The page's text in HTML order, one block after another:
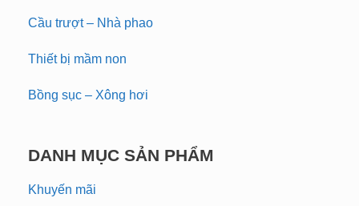
Cầu trượt – Nhà phao
Thiết bị mầm non
Bồng sục – Xông hơi
DANH MỤC SẢN PHẨM
Khuyến mãi